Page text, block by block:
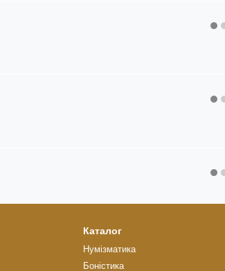
Каталог
Нумізматика
Боністика